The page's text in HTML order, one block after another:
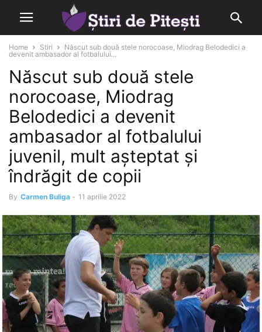
Home Stiri
Născut sub două stele norocoase, Miodrag Belodedici a
devenit ambasador al fotbalului...
Născut sub două stele
norocoase, Miodrag
Belodedici a devenit
ambasador al fotbalului
juvenil, mult așteptat și
îndrăgit de copii
By Carmen Buliga - 11 aprilie 2022